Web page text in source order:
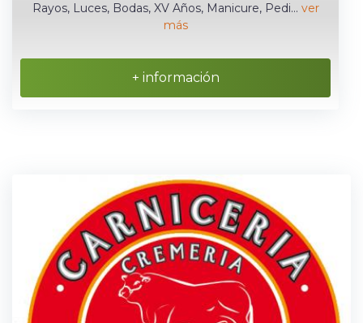
Rayos, Luces, Bodas, XV Años, Manicure, Pedi... ver
más
+ información